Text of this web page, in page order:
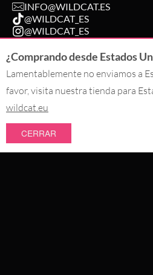
INFO@WILDCAT.ES
@WILDCAT_ES
@WILDCAT_ES
FB.COM/
PAGO CON
¿Comprando desde Estados
Lamentablemente no enviamos a
favor, visita nuestra tienda para
wildcat.eu
CERRAR